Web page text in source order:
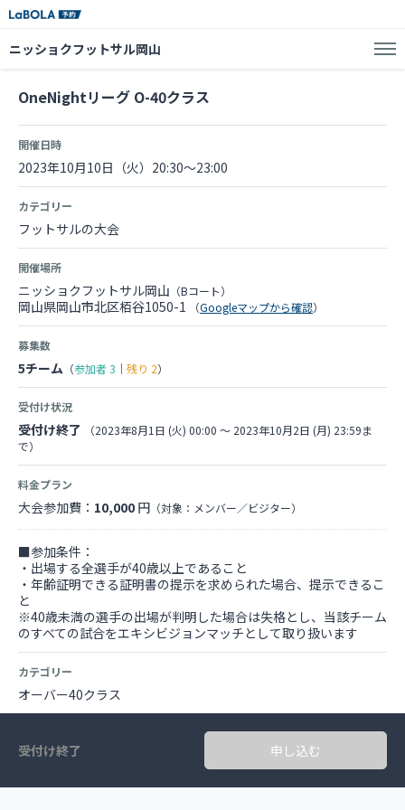
ニッショクフットサル岡山
OneNightリーグ O-40クラス
開催日時
2023年10月10日（火）20:30～23:00
カテゴリー
フットサルの大会
開催場所
ニッショクフットサル岡山 （Bコート）
岡山県岡山市北区栢谷1050-1 （Googleマップから確認）
募集数
5チーム （参加者3 ｜ 残り 2）
受付け状況
受付け終了
（2023年8月1日 (火) 00:00 〜 2023年10月2日 (月) 23:59ま
で）
料金プラン
大会参加費： 10,000 円 （対象：メンバー／ビジター）
■参加条件：
・出場する全選手が40歳以上であること
・年齢証明できる証明書の提示を求められた場合、提示できるこ
と
※40歳未満の選手の出場が判明した場合は失格とし、当該チーム
のすべての試合をエキシビジョンマッチとして取り扱います
カテゴリー
オーバー40クラス
受付け終了 申し込む